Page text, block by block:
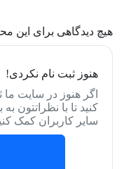
هیچ دیدگاهی برای این
هنوز ثبت نام نکردی!
اگر هنوز در سایت ما
کنید تا با نظراتتون
سایر کاربران کمک